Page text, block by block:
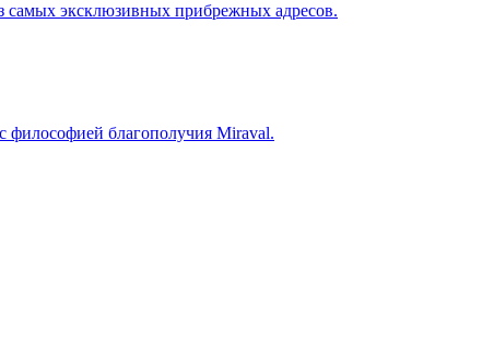
самых эксклюзивных прибрежных адресов.
философией благополучия Miraval.